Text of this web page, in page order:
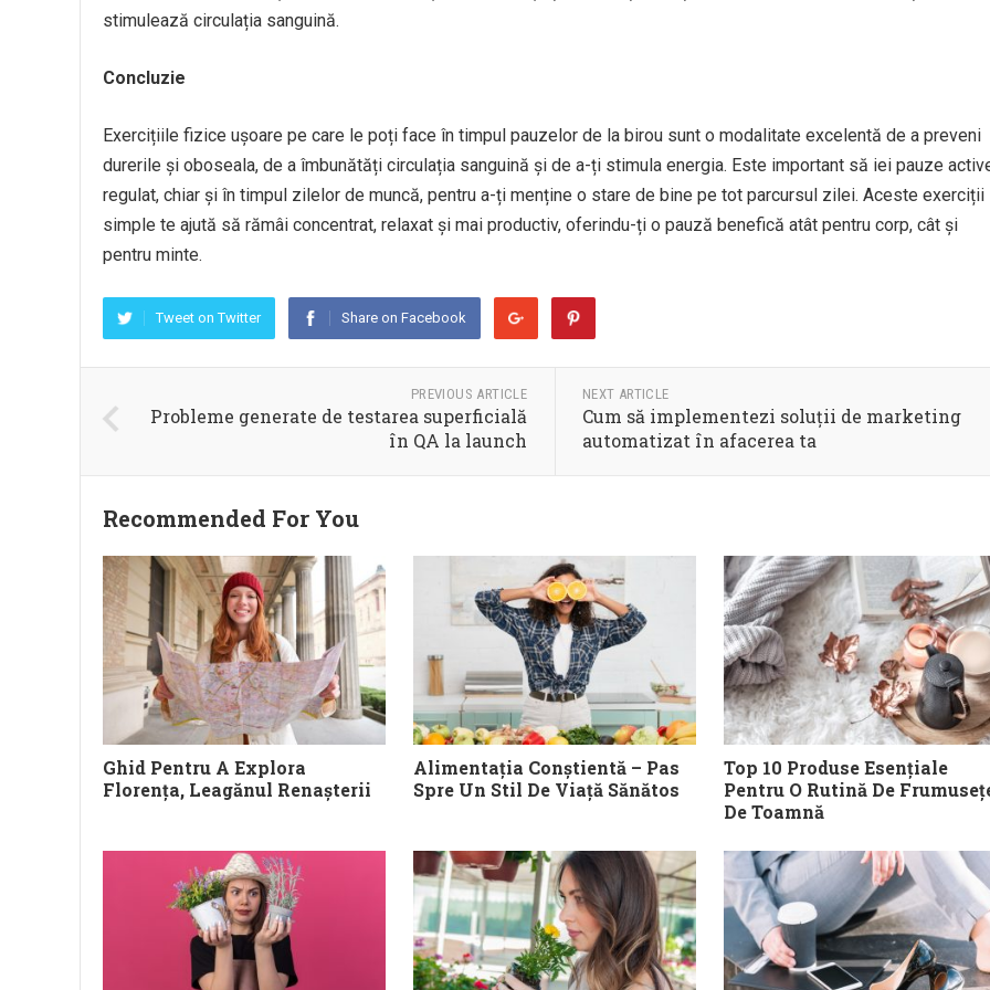
stimulează circulația sanguină.
Concluzie
Exercițiile fizice ușoare pe care le poți face în timpul pauzelor de la birou sunt o modalitate excelentă de a preveni
durerile și oboseala, de a îmbunătăți circulația sanguină și de a-ți stimula energia. Este important să iei pauze
regulat, chiar și în timpul zilelor de muncă, pentru a-ți menține o stare de bine pe tot parcursul zilei. Aceste exerciții
simple te ajută să rămâi concentrat, relaxat și mai productiv, oferindu-ți o pauză benefică atât pentru corp, cât și
pentru minte.
Tweet on Twitter Share on Facebook
PREVIOUS ARTICLE
Probleme generate de testarea superficială
în QA la launch
NEXT ARTICLE
Cum să implementezi soluții de marketing
automatizat în afacerea ta
Recommended For You
Ghid Pentru A Explora
Florența, Leagănul Renașterii
Alimentația Conștientă – Pas
Spre Un Stil De Viață Sănătos
Top 10 Produse Esențiale
Pentru O Rutină De
De Toamnă